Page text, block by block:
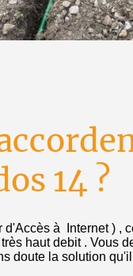
14 ?
à Internet ) ,
haut debit . Vous
doute la solution